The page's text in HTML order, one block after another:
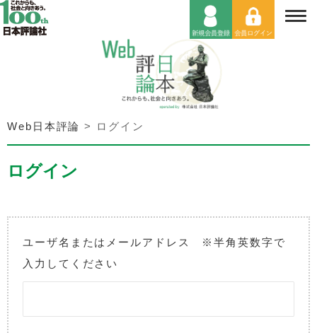
Web日本評論 > ログイン
ログイン
ユーザ名またはメールアドレス ※半角英数字で
入力してください